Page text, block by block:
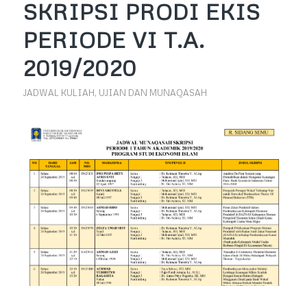
SKRIPSI PRODI EKIS
PERIODE VI T.A.
2019/2020
JADWAL KULIAH, UJIAN DAN MUNAQASAH